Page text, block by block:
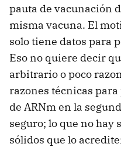
pauta de vacunación
misma vacuna. El
solo tiene datos para
Eso no quiere decir
arbitrario o poco
razones técnicas
de ARNm en la
seguro; lo que no hay
sólidos que lo